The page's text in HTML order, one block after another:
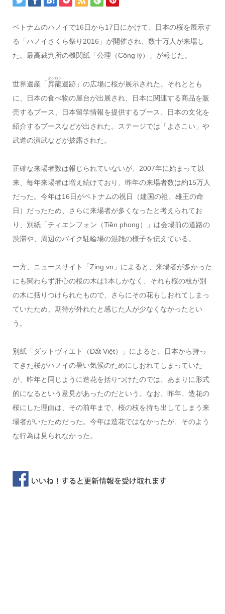
ベトナムのハノイで16日から17日にかけて、日本の桜を展示す
る「ハノイさくら祭り2016」が開催され、数十万人が来場し
た。最高裁判所の機関紙「公理（Công lý）」が報じた。
世界遺産「昇龍
タンロン
遺跡」の広場に桜が展示された。それととも
に、日本の食べ物の屋台が出展され、日本に関連する商品を販
売するブース、日本留学情報を提供するブース、日本の文化を
紹介するブースなどが出された。ステージでは「よさこい」や
武道の演武などが披露された。
正確な来場者数は報じられていないが、2007年に始まって以
来、毎年来場者は増え続けており、昨年の来場者数は約15万人
だった。今年は16日がベトナムの祝日（建国の祖、雄王の命
日）だったため、さらに来場者が多くなったと考えられてお
り、別紙「ティエンフォン（Tiền phong）」は会場前の道路の
渋滞や、周辺のバイク駐輪場の混雑の様子を伝えている。
一方、ニュースサイト「Zing.vn」によると、来場者が多かった
にも関わらず肝心の桜の木は1本しかなく、それも桜の枝が別
の木に括りつけられたもので、さらにその花もしおれてしまっ
ていたため、期待が外れたと感じた人が少なくなかったとい
う。
別紙「ダットヴィエト（Đất Việt）」によると、日本から持っ
てきた桜がハノイの暑い気候のためにしおれてしまっていた
が、昨年と同じように造花を括りつけたのでは、あまりに形式
的になるという意見があったのだという。なお、昨年、造花の
桜にした理由は、その前年まで、桜の枝を持ち出してしまう来
場者がいたためだった。今年は造花ではなかったが、そのよう
な行為は見られなかった。